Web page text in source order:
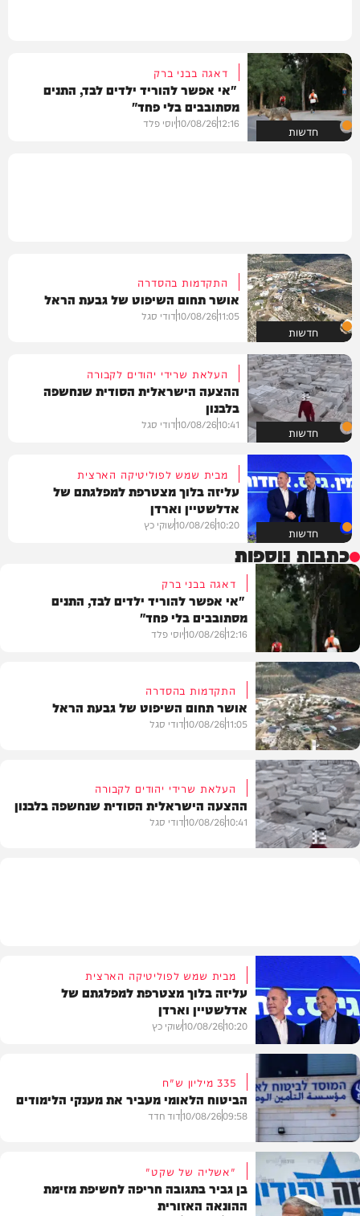
חדשות
דאגה בבני ברק
"אי אפשר להוריד ילדים לבד, התנים
מסתובבים בלי פחד"
12:16
10/08/26יוסי פלד
חדשות
התקדמות בהסדרה
אושר תחום השיפוט של גבעת הראל
11:05
10/08/26דודי סגל
חדשות
העלאת שרידי יהודים לקבורה
ההצעה הישראלית הסודית שנחשפה
בלבנון
10:41
10/08/26דודי סגל
חדשות
מבית שמש לפוליטיקה הארצית
עליזה בלוך מצטרפת למפלגתם של
אדלשטיין וארדן
10:20
10/08/26שוקי כץ
כתבות נוספות
חדשות
דאגה בבני ברק
"אי אפשר להוריד ילדים לבד, התנים
מסתובבים בלי פחד"
12:16
10/08/26יוסי פלד
חדשות
התקדמות בהסדרה
אושר תחום השיפוט של גבעת הראל
11:05
10/08/26דודי סגל
העלאת שרידי יהודים לקבורה
ההצעה הישראלית הסודית שנחשפה בלבנון
10:41
10/08/26דודי סגל
חדשות
מבית שמש לפוליטיקה הארצית
עליזה בלוך מצטרפת למפלגתם של
אדלשטיין וארדן
10:20
10/08/26שוקי כץ
חדשות
335 מיליון ש"ח
הביטוח הלאומי מעביר את מענקי הלימודים
09:58
10/08/26דוד חדד
"אשליה של שקט"
בן גביר בתגובה חריפה לחשיפת מזימת
ההונאה האזורית